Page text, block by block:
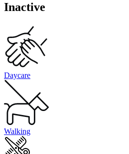
Inactive
Daycare
Walking